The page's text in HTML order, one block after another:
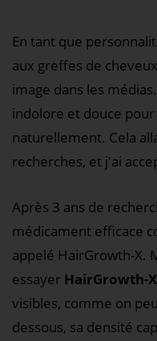
En tant que
aux greffes de
image dans les
indolore et douce
naturellement. Cela
recherches, et j'ai
Après 3 ans de
médicament efficace
appelé HairGrowth-X.
essayer HairGrowth-X
visibles, comme on
dessous, sa densité